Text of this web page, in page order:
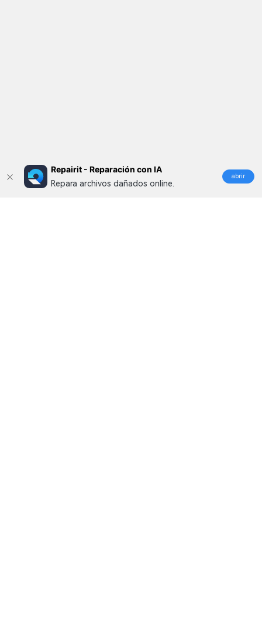
Repairit - Reparación con IA
Repara archivos dañados online.
abrir